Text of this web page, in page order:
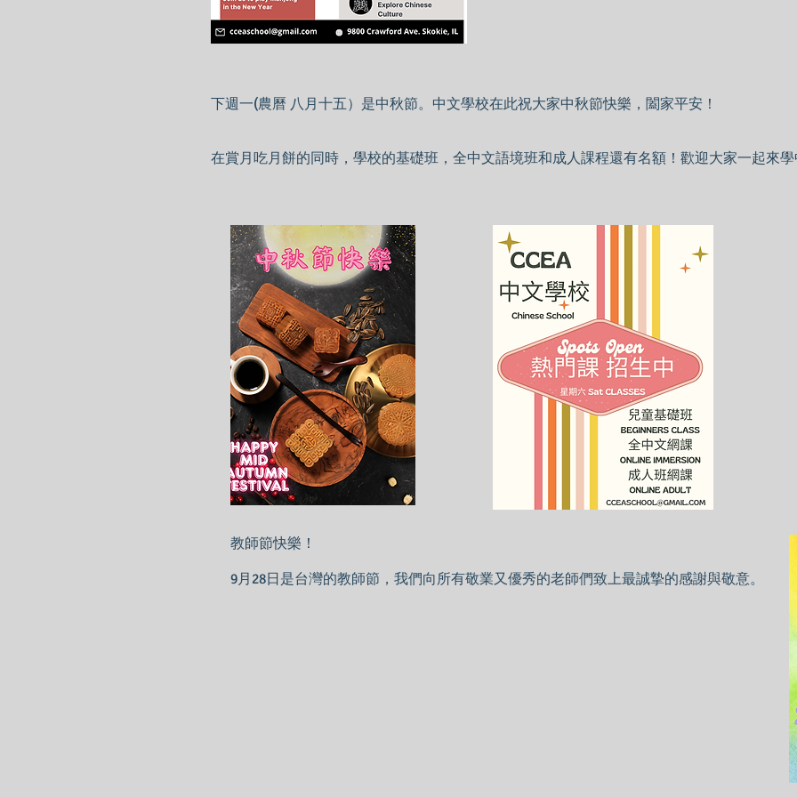
下週一(農曆 八月十五）是中秋節。中文學校在此祝大家中秋節快樂，闔家平安！
在賞月吃月餅的同時，學校的基礎班，全中文語境班和成人課程還有名額！歡迎大家一起來
教師節快樂！
9月28日是台灣的教師節，我們向所有敬業又優秀的老師們致上最誠摯的感謝與敬意。